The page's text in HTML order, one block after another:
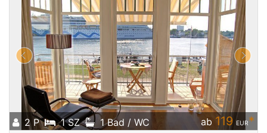
2 P 1 SZ 1 Bad / WC ab 119 EUR*